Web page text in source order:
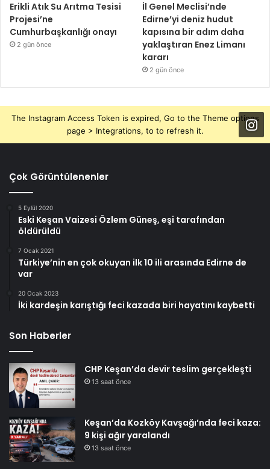
Erikli Atık Su Arıtma Tesisi
Projesi’ne
Cumhurbaşkanlığı onayı
2 gün önce
İl Genel Meclisi’nde
Edirne’yi deniz hudut
kapısına bir adım daha
yaklaştıran Enez Limanı
kararı
2 gün önce
The Instagram Access Token is expired, Go to the Theme options
page > Integrations, to to refresh it.
Çok Görüntülenenler
5 Eylül 2020
Eski Keşan Vaizesi Özlem Güneş, eşi tarafından
öldürüldü
7 Ocak 2021
Türkiye’nin en çok okuyan ilk 10 ili arasında Edirne de
var
20 Ocak 2023
İki kardeşin karıştığı feci kazada biri hayatını kaybetti
Son Haberler
CHP Keşan’da devir teslim gerçekleşti
13 saat önce
Keşan’da Kozköy Kavşağı’nda feci kaza:
9 kişi ağır yaralandı
13 saat önce